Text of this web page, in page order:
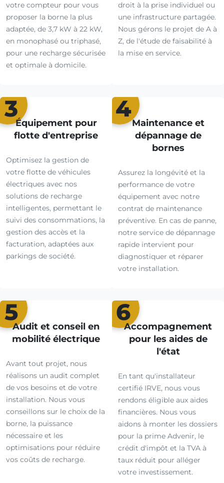
votre compteur pour vous
proposer la borne la plus
adaptée, de 3,7 kW à 22 kW,
en monophasé ou triphasé,
pour une recharge sécurisée
et optimale à domicile.
droit à la prise individuel ou
une infrastructure partagée.
Nous gérons le projet de A à
Z, de l'étude de faisabilité à
la mise en service.
3
Équipement pour
flotte d'entreprise
Optimisez la gestion de
votre flotte de véhicules
électriques avec nos
solutions de recharge
intelligentes, permettant le
suivi des consommations, la
gestion des accès et la
facturation, adaptées aux
parkings de société.
4
Maintenance et
dépannage de
bornes
Assurez la longévité et la
performance de votre
équipement avec notre
contrat de maintenance
préventive. En cas de panne,
notre service de dépannage
rapide intervient pour
diagnostiquer et réparer
votre installation.
5
Audit et conseil en
mobilité électrique
Avant tout projet, nous
réalisons un audit complet
de vos besoins et de votre
installation. Nous vous
conseillons sur le choix de la
borne, la puissance
nécessaire et les
optimisations pour réduire
vos coûts de recharge.
6
Accompagnement
pour les aides de
l'état
En tant qu'installateur
certifié IRVE, nous vous
rendons éligible aux aides
financières. Nous vous
aidons à monter les dossiers
pour la prime Advenir, le
crédit d'impôt et la TVA à
taux réduit pour alléger
votre investissement.